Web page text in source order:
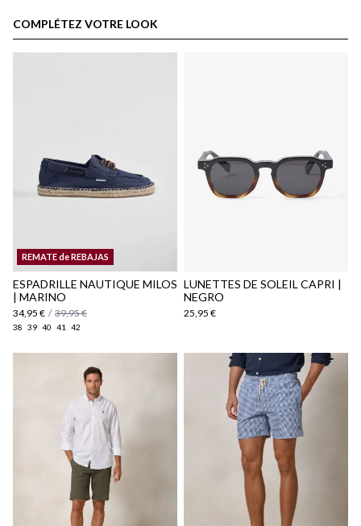
ici
COMPLÉTEZ VOTRE LOOK
REMATE de REBAJAS
​ESPADRILLE NAUTIQUE MILOS
| MARINO
34,95 € / 39,95 €
38 39 40 41 42
LUNETTES DE SOLEIL CAPRI |
NEGRO
25,95 €